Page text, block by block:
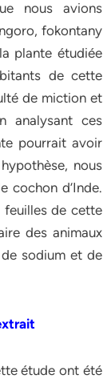
nous avions
fokontany
plante étudiée
de cette
de miction et
analysant ces
pourrait avoir
nous
cochon d’Inde.
feuilles de cette
des animaux
sodium et de
étude ont été